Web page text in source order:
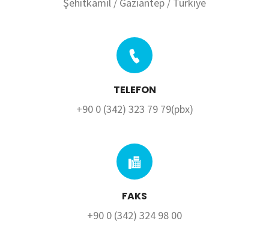
TELEFON
+90 0 (342) 323 79 79(pbx)
FAKS
+90 0 (342) 324 98 00